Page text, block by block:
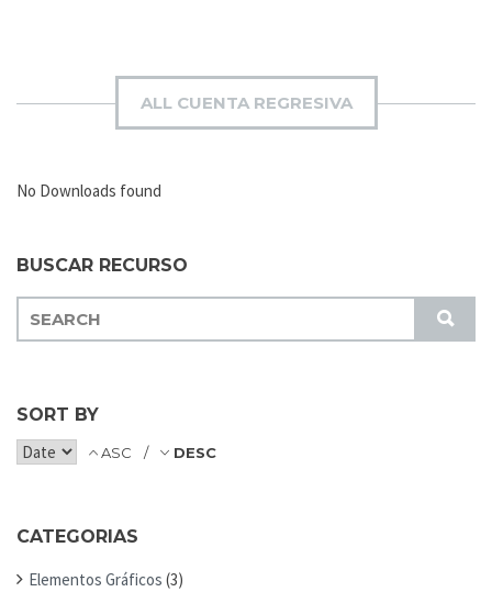
ALL CUENTA REGRESIVA
No Downloads found
BUSCAR RECURSO
S
U
E
C
H
F
:
SORT BY
ASC DESC
CATEGORIAS
Elementos Gráficos (3)